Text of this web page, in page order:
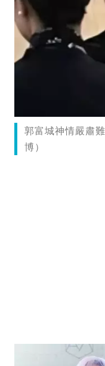
郭富城神情嚴肅
博）